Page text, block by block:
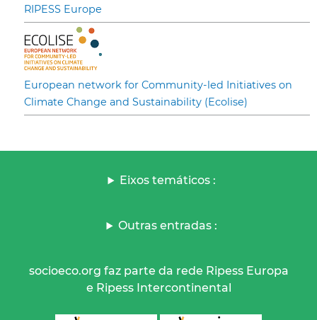
RIPESS Europe
European network for Community-led Initiatives on
Climate Change and Sustainability (Ecolise)
Eixos temáticos :
Outras entradas :
socioeco.org faz parte da rede Ripess Europa
e Ripess Intercontinental